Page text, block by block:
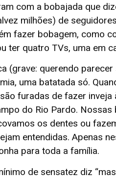
com a bobajada que
milhões) de
fazer bobagem, como
ter quatro TVs, uma em
querendo parecer
uma batatada só.
furadas de fazer
do Rio Pardo. Nossas
os dentes ou
entendidas. Apenas
para toda a família.
de sensatez diz